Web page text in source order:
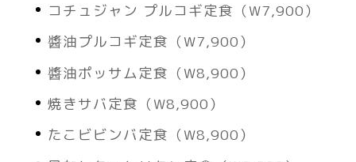
コチュジャン プルコギ定食（W7,900）
醬油プルコギ定食（W7,900）
醬油ポッサム定食（W8,900）
焼きサバ定食（W8,900）
たこビビンバ定食（W8,900）